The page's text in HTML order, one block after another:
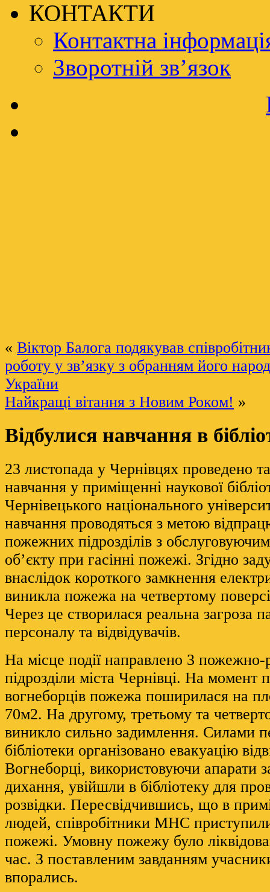
КОНТАКТИ
Контактна
Зворотній зв’язок
« Віктор Балога подякував
роботу у зв’язку з обранням його
України
Найкращі вітання з Новим Роком! »
Відбулися навчання в
23 листопада у Чернівцях проведено
навчання у приміщенні наукової
Чернівецького національного
навчання проводяться з метою
пожежних підрозділів з
об’єкту при гасінні пожежі. Згідно
внаслідок короткого замкнення
виникла пожежа на четвертому поверсі
Через це створилася реальна загроза
персоналу та відвідувачів.
На місце події направлено 3 пожежно-
підрозділи міста Чернівці. На момент
вогнеборців пожежа поширилася на
70м2. На другому, третьому та
виникло сильно задимлення. Силами
бібліотеки організовано евакуацію
Вогнеборці, використовуючи апарати
дихання, увійшли в бібліотеку для
розвідки. Пересвідчившись, що в
людей, співробітники МНС приступили
пожежі. Умовну пожежу було
час. З поставленим завданням
впорались.